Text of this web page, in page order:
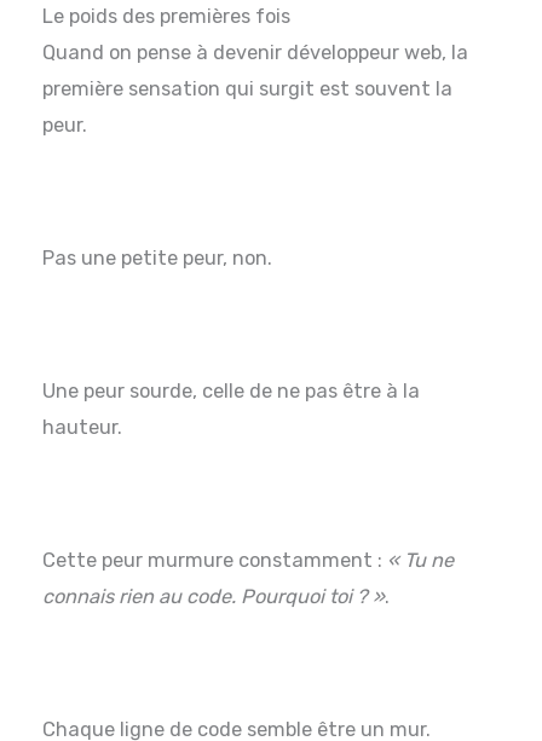
Le poids des premières fois
Quand on pense à devenir développeur web, la
première sensation qui surgit est souvent la
peur.
Pas une petite peur, non.
Une peur sourde, celle de ne pas être à la
hauteur.
Cette peur murmure constamment : « Tu ne
connais rien au code. Pourquoi toi ? ».
Chaque ligne de code semble être un mur.